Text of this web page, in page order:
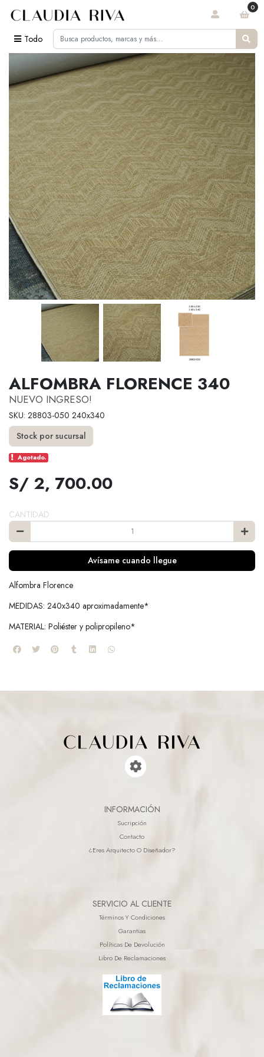
Todo
0
ALFOMBRA FLORENCE 340
NUEVO INGRESO!
SKU: 28803-050 240x340
Stock por sucursal
Agotado.
S/ 2, 700.00
CANTIDAD
Avísame cuando llegue
Alfombra Florence
MEDIDAS: 240x340 aproximadamente*
MATERIAL: Poliéster y polipropileno*
INFORMACIÓN
Sucripción
Contacto
¿eres Arquitecto O Diseñador?
SERVICIO AL CLIENTE
Términos Y Condiciones
Garantias
Políticas De Devolución
Libro De Reclamaciones